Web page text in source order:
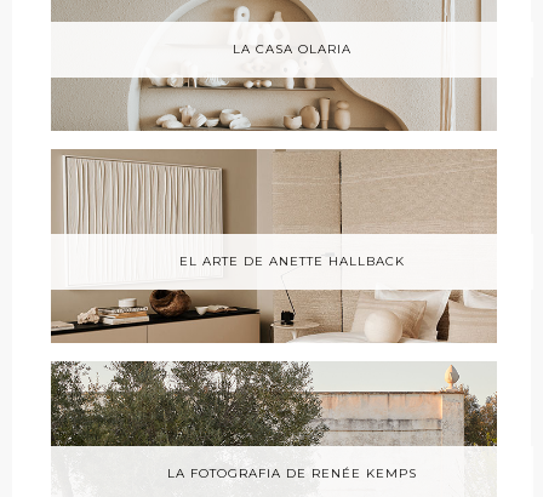
LA CASA OLARIA
EL ARTE DE ANETTE HALLBACK
LA FOTOGRAFIA DE RENÉE KEMPS